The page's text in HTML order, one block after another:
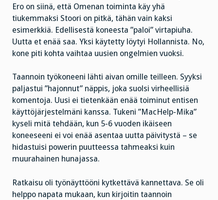
Ero on siinä, että Omenan toiminta käy yhä
tiukemmaksi Stoori on pitkä, tähän vain kaksi
esimerkkiä. Edellisestä koneesta ”paloi” virtapiuha.
Uutta et enää saa. Yksi käytetty löytyi Hollannista. No,
kone piti kohta vaihtaa uusien ongelmien vuoksi.
Taannoin työkoneeni lähti aivan omille teilleen. Syyksi
paljastui ”hajonnut” näppis, joka suolsi virheellisiä
komentoja. Uusi ei tietenkään enää toiminut entisen
käyttöjärjestelmäni kanssa. Tukeni ”MacHelp-Mika”
kyseli mitä tehdään, kun 5-6 vuoden ikäiseen
koneeseeni ei voi enää asentaa uutta päivitystä – se
hidastuisi powerin puutteessa tahmeaksi kuin
muurahainen hunajassa.
Ratkaisu oli työnäyttööni kytkettävä kannettava. Se oli
helppo napata mukaan, kun kirjoitin taannoin